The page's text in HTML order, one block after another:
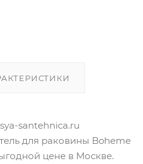
santehnica.ru
для раковины Boheme
цене в Москве.